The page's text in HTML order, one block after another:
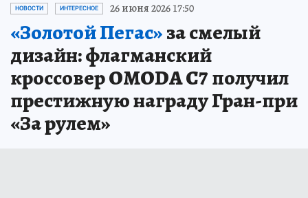
НОВОСТИ ИНТЕРЕСНОЕ 26 июня 2026 17:50
«Золотой Пегас»за смелый
дизайн: флагманский
кроссовер OMODA C7 получил
престижную награду Гран-при
«За рулем»